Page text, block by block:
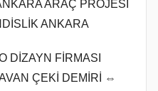
ARAÇ PROJESİ
ANKARA
DİZAYN FİRMASI
ÇEKİ DEMİRİ ⇔